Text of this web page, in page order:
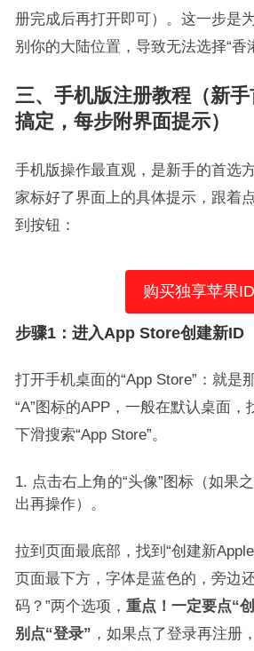
册完成后再打开即可）。这一步是
别你的大陆位置，导致无法选择“香
三、手机版注册教程（新
搞定，每步附界面提示）
手机版操作最直观，是新手的首选
家标好了界面上的具体提示，跟着
到按钮：
购买独享苹果ID
步骤1：进入App Store创建新ID
打开手机桌面的“App Store”：就是
“A”图标的APP，一般在默认桌面，
下滑搜索“App Store”。
点击右上角的“头像”图标（如果
出再操作）。
拉到页面最底部，找到“创建新
页面最下方，字体是蓝色的，旁边
码？”两个选项， 重点！一定要点“
别点“登录” ，如果点了登录再注册